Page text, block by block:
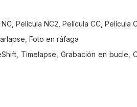
Película NC2, Película CC, Película
Foto en ráfaga
Timelapse, Grabación en bucle,